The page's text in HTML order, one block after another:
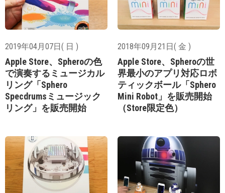
2019年04月07日( 日 )
Apple Store、Spheroの色
で演奏するミュージカル
リング「Sphero
Specdrumsミュージック
リング」を販売開始
2018年09月21日( 金 )
Apple Store、Spheroの世
界最小のアプリ対応ロボ
ティックボール「Sphero
Mini Robot」を販売開始
（Store限定色）